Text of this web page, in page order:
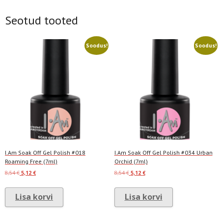
Seotud tooted
Soodus!
I.Am Soak Off Gel Polish #018
Roaming Free (7ml)
8,54€ Algne
oli:
8,54 €.
5,12 €Current
is:
5,12 €.
Lisa korvi
Soodus!
I.Am Soak Off Gel Polish #034 Urban
Orchid (7ml)
8,54€ Algne
oli:
8,54 €.
5,12 €Current
is:
5,12 €.
Lisa korvi